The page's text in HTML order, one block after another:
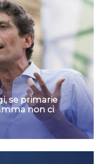
se primarie
non ci